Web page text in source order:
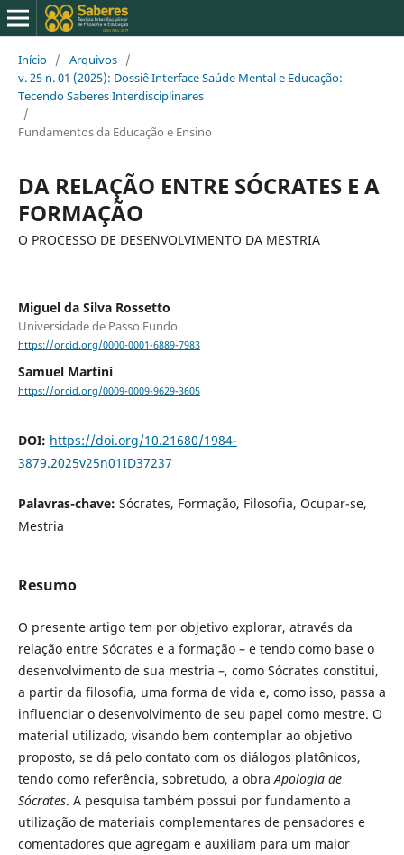
Início / Arquivos /
v. 25 n. 01 (2025): Dossiê Interface Saúde Mental e Educação:
Tecendo Saberes Interdisciplinares
/
Fundamentos da Educação e Ensino
DA RELAÇÃO ENTRE SÓCRATES E A
FORMAÇÃO
O PROCESSO DE DESENVOLVIMENTO DA MESTRIA
Miguel da Silva Rossetto
Universidade de Passo Fundo
https://orcid.org/0000-0001-6889-7983
Samuel Martini
https://orcid.org/0009-0009-9629-3605
DOI: https://doi.org/10.21680/1984-
3879.2025v25n01ID37237
Palavras-chave: Sócrates, Formação, Filosofia, Ocupar-se,
Mestria
Resumo
O presente artigo tem por objetivo explorar, através da
relação entre Sócrates e a formação – e tendo como base o
desenvolvimento de sua mestria –, como Sócrates constitui,
a partir da filosofia, uma forma de vida e, como isso, passa a
influenciar o desenvolvimento de seu papel como mestre. O
material utilizado, visando bem contemplar ao objetivo
proposto, se dá pelo contato com os diálogos platônicos,
tendo como referência, sobretudo, a obraApologia de
Sócrates. A pesquisa também possui por fundamento a
utilização de materiais complementares de pensadores e
comentadores que agregam e auxiliam para um maior